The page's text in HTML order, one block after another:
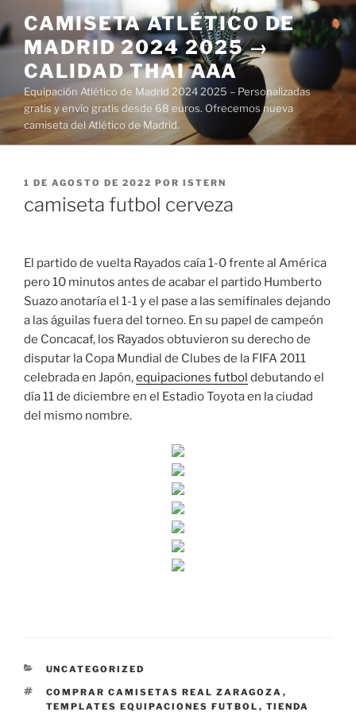
al
contenido
CAMISETA ATLÉTICO DE
MADRID 2024 2025 →
CALIDAD THAI AAA
Equipación Atlético de Madrid 2024 2025 – Personalizadas
gratis y envío gratis desde 68 euros. Ofrecemos nueva
camiseta del Atlético de Madrid.
PUBLICADO
1 DE AGOSTO DE 2022 POR ISTERN
camiseta futbol cerveza
El partido de vuelta Rayados caía 1-0 frente al América
pero 10 minutos antes de acabar el partido Humberto
Suazo anotaría el 1-1 y el pase a las semifinales dejando
a las águilas fuera del torneo. En su papel de campeón
de Concacaf, los Rayados obtuvieron su derecho de
disputar la Copa Mundial de Clubes de la FIFA 2011
celebrada en Japón,equipaciones futbol debutando el
día 11 de diciembre en el Estadio Toyota en la ciudad
del mismo nombre.
CATEGORÍAS
UNCATEGORIZED
ETIQUETAS
COMPRAR CAMISETAS REAL ZARAGOZA ,
TEMPLATES EQUIPACIONES FUTBOL , TIENDA